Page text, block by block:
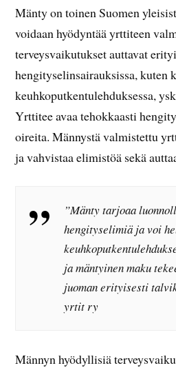
Mänty on toinen Suomen
voidaan hyödyntää yrttiteen
terveysvaikutukset auttavat
hengityselinsairauksissa, kuten
keuhkoputkentulehduksessa,
Yrttitee avaa tehokkaasti
oireita. Männystä valmistettu
ja vahvistaa elimistöä sekä
”Mänty tarjoaa
hengityselimiä ja voi
ja mäntyinen maku
juoman erityisesti
yrtit ry
Männyn hyödyllisiä